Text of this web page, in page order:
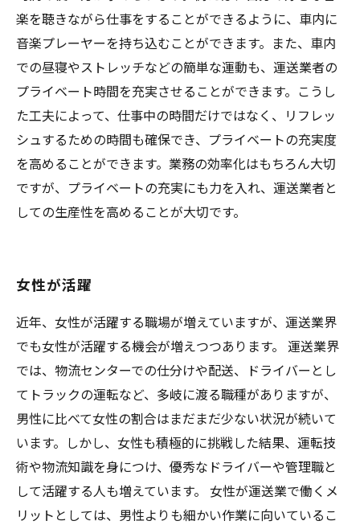
楽を聴きながら仕事をすることができるように、車内に
音楽プレーヤーを持ち込むことができます。また、車内
での昼寝やストレッチなどの簡単な運動も、運送業者の
プライベート時間を充実させることができます。こうし
た工夫によって、仕事中の時間だけではなく、リフレッ
シュするための時間も確保でき、プライベートの充実度
を高めることができます。業務の効率化はもちろん大切
ですが、プライベートの充実にも力を入れ、運送業者と
しての生産性を高めることが大切です。
女性が活躍
近年、女性が活躍する職場が増えていますが、運送業界
でも女性が活躍する機会が増えつつあります。 運送業界
では、物流センターでの仕分けや配送、ドライバーとし
てトラックの運転など、多岐に渡る職種がありますが、
男性に比べて女性の割合はまだまだ少ない状況が続いて
います。しかし、女性も積極的に挑戦した結果、運転技
術や物流知識を身につけ、優秀なドライバーや管理職と
して活躍する人も増えています。 女性が運送業で働くメ
リットとしては、男性よりも細かい作業に向いているこ